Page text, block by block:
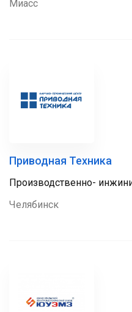
Миасс
Приводная Техника
Производственно-
Челябинск